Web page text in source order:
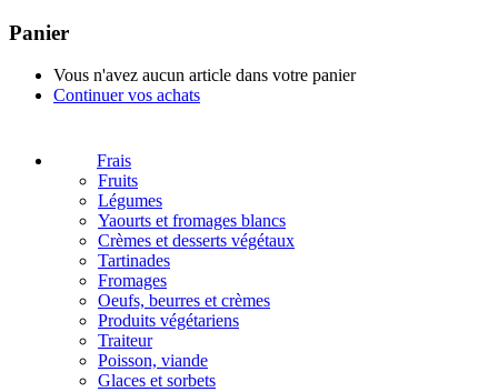
Panier
Vous n'avez aucun article dans votre panier
Continuer vos achats
Frais
Fruits
Légumes
Yaourts et fromages blancs
Crèmes et desserts végétaux
Tartinades
Fromages
Oeufs, beurres et crèmes
Produits végétariens
Traiteur
Poisson, viande
Glaces et sorbets